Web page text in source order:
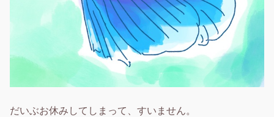
だいぶお休みしてしまって、すいません。